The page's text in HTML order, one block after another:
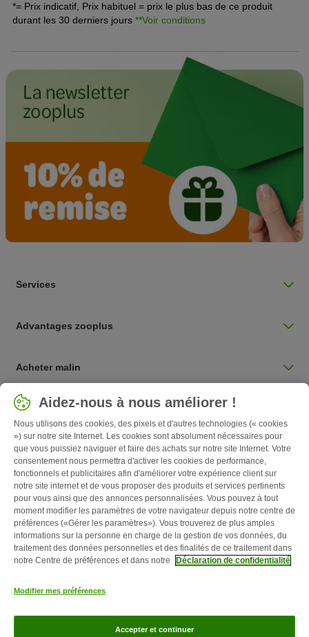
*= Prix indicatif, Prix habituel = prix le plus bas de ce produit
durant les 30 derniers jours **Voir conditions
Services
Advantages zooplus
Acheter malin
Sélectionnez votre pays
Belgique / BE
Follow zooplus
Qui sommes-nous ? Emplois
des déchets
Contact Frais et délai de livraison
Confidentialité
Virement bancaire
Aidez-nous à nous améliorer !
Nous utilisons des cookies, des pixels et d'autres technologies (« cookies
») sur notre site Internet. Les cookies sont absolument nécessaires pour
que vous puissiez naviguer et faire des achats sur notre site Internet. Votre
consentement nous permettra d'activer les cookies de performance,
fonctionnels et publicitaires afin d'améliorer votre expérience client sur
notre site internet et de vous proposer des produits et services pertinents
pour vous ainsi que des annonces personnalisées. Vous pouvez à tout
moment modifier les paramètres de votre navigateur depuis notre centre de
préférences («Gérer les paramètres»). Vous trouverez de plus amples
informations sur la personne en charge de la gestion de vos données, du
traitement des données personnelles et des finalités de ce traitement dans
notre Centre de préférences et dans notre
Déclaration de confidentialité
Modifier mes préférences
Accepter et continuer